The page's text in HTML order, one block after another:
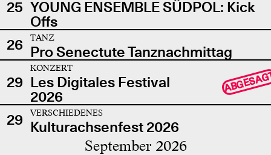
25 YOUNG ENSEMBLE SÜDPOL: Kick
Offs
26
TANZ
Pro Senectute Tanznachmittag
29
KONZERT
Les Digitales Festival
2026
29 VERSCHIEDENES
Kulturachsenfest 2026
September 2026